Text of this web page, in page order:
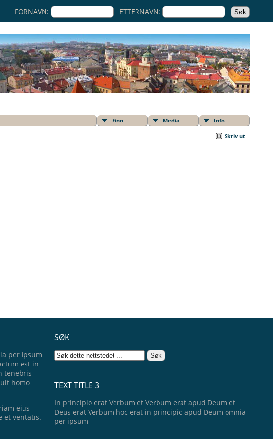
FORNAVN: ETTERNAVN:
Finn Media Info
Skriv ut
per ipsum
est in
tenebris
homo
eius
et veritatis.
SØK
TEXT TITLE 3
In principio erat Verbum et Verbum erat apud Deum et
Deus erat Verbum hoc erat in principio apud Deum omnia
per ipsum